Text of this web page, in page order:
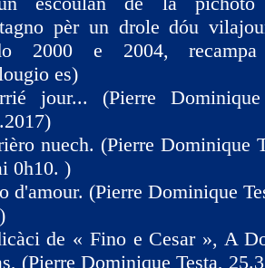
pèr un drole dóu
2000 e 2004,
es)
jour... (Pierre
nuech. (Pierre Dominique
0h10. )
d'amour. (Pierre Dominique
de « Fino e Cesar », A
(Pierre Dominique Testa,